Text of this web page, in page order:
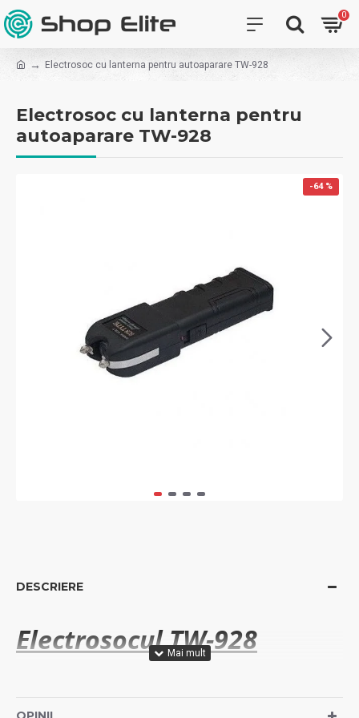
0
Electrosoc cu lanterna pentru autoaparare TW-928
Electrosoc cu lanterna pentru
autoaparare TW-928
-64 %
DESCRIERE
Electrosocul TW-928